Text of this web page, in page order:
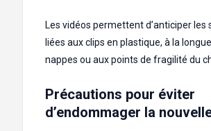
Les vidéos permettent d’anticiper les
liées aux clips en plastique, à la
nappes ou aux points de fragilité du
Précautions pour éviter
d’endommager la